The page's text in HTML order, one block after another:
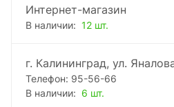
Интернет-магазин
В наличии: 12 шт.
г. Калининград, ул.
Телефон: 95-56-66
В наличии: 6 шт.